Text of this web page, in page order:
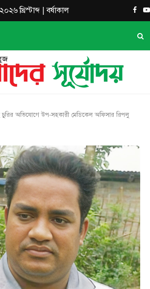
খ্রিস্টাব্দ | বর্ষাকাল
চুরির অভিযোগে উপ-সহকারী মেডিকেল অফিসার রিপলু